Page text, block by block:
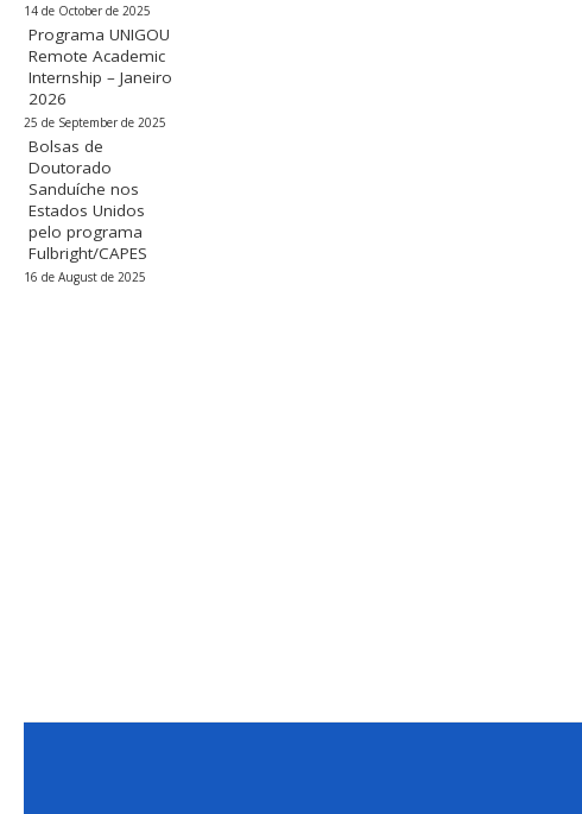
14 de October de 2025
Programa UNIGOU
Remote Academic
Internship – Janeiro
2026
25 de September de 2025
Bolsas de
Doutorado
Sanduíche nos
Estados Unidos
pelo programa
Fulbright/CAPES
16 de August de 2025